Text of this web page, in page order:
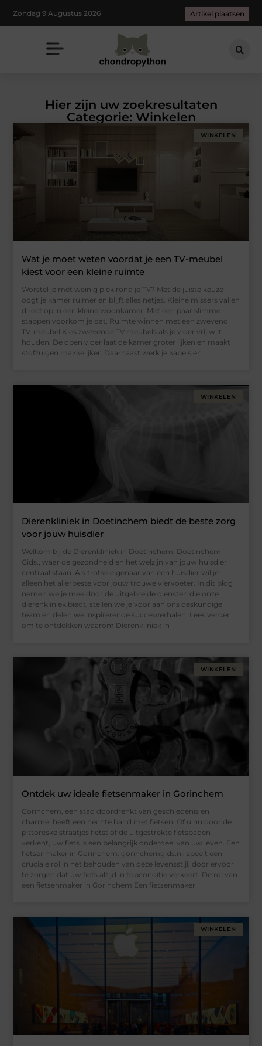
Zondag 9 Augustus 2026 Artikel plaatsen
Hier zijn uw zoekresultaten
Categorie: Winkelen
WINKELEN
Wat je moet weten voordat je een TV-meubel
kiest voor een kleine ruimte
Worstel je met weinig plek rond je TV? Met de juiste keuze
oogt je kamer ruimer en blijft alles netjes. Kleine missers vallen
direct op in een kleine woonkamer. Met een paar slimme
stappen voorkom je dat. Ruimte winnen met een zwevend
TV-meubel Kies zwevende TV meubels als je vloer vrij wilt
houden. De open vloer laat de kamer groter lijken en maakt
stofzuigen makkelijker. Daarnaast werk je kabels en
WINKELEN
Dierenkliniek in Doetinchem biedt de beste zorg
voor jouw huisdier
Welkom bij de Dierenkliniek in Doetinchem. Doetinchem
Gids., waar de gezondheid en het welzijn van jouw huisdier
centraal staan. Als trotse eigenaar van een huisdier wil je
alleen het allerbeste voor jouw trouwe viervoeter. In dit blog
nemen we je mee door de uitgebreide diensten die onze
dierenkliniek biedt, stellen we je voor aan ons deskundige
team en delen we inspirerende succesverhalen. Lees verder
om te ontdekken waarom Dierenkliniek in
WINKELEN
Ontdek uw ideale fietsenmaker in Gorinchem
Gorinchem, een stad doordrenkt van geschiedenis en
charme, heeft een hechte band met fietsen. Of u nu door de
pittoreske straatjes fietst of de uitgestrekte fietspaden
verkent, uw fiets is een belangrijk onderdeel van uw leven. Een
fietsenmaker in Gorinchem. gorinchemgids.nl. speelt een
cruciale rol in het behouden van deze levensstijl, door ervoor
te zorgen dat uw fiets altijd in topconditie verkeert. De rol van
een fietsenmaker in Gorinchem Een fietsenmaker
WINKELEN